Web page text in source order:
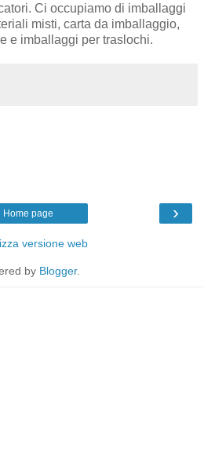
Ci occupiamo di imballaggi
misti, carta da imballaggio,
e imballaggi per traslochi.
›
Home page
versione web
by Blogger.